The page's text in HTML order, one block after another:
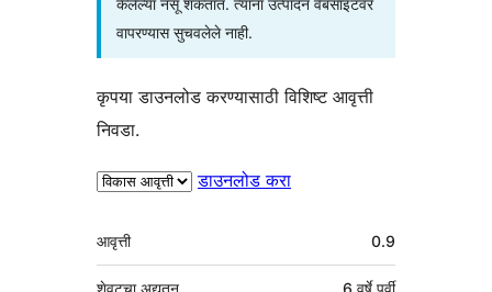
वापरण्यास सुचवलेले नाही.
कृपया डाउनलोड करण्यासाठी विशिष्ट आवृत्ती
निवडा.
डाउनलोड करा
मेटा
आवृत्ती 0.9
शेवटचा अद्यतन 6 वर्षेपूर्वी